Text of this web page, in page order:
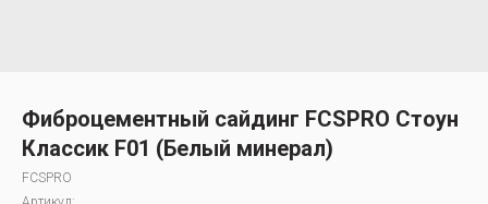
Cedral
Фиброцементный сайдинг FCSPRO Стоун
Классик F01 (Белый минерал)
FCSPRO